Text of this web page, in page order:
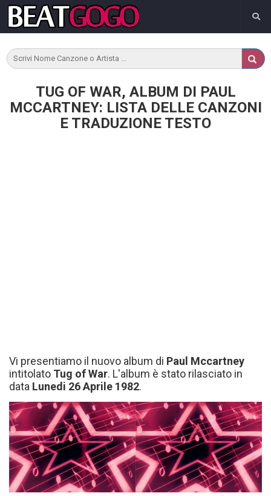
TUG OF WAR, ALBUM DI PAUL
MCCARTNEY: LISTA DELLE CANZONI
E TRADUZIONE TESTO
Vi presentiamo il nuovo album di Paul Mccartney
intitolato Tug of War. L'album è stato rilasciato in
data Lunedi 26 Aprile 1982.